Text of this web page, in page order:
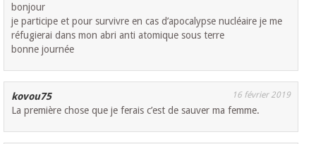
bonjour
je participe et pour survivre en cas d’apocalypse nucléaire je me
réfugierai dans mon abri anti atomique sous terre
bonne journée
kovou75 16 février 2019
La première chose que je ferais c’est de sauver ma femme.